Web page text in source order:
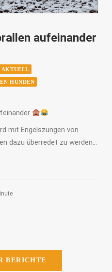
aufeinander
AKTUELL
HUNDEN
mit Engelszungen von
dazu überredet zu werden…
BERICHTE